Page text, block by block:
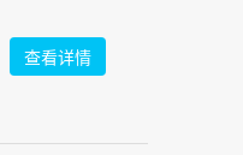
查看详情